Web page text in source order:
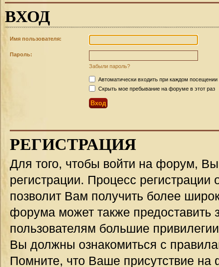
ВХОД
Имя пользователя:
Пароль:
Забыли пароль?
Автоматически входить при каждом посещении
Скрыть мое пребывание на форуме в этот раз
РЕГИСТРАЦИЯ
Для того, чтобы войти на форум,
регистрации. Процесс регистрации
позволит Вам получить более
форума может также предоставить
пользователям большие
Вы должны ознакомиться с
Помните, что Ваше присутствие на